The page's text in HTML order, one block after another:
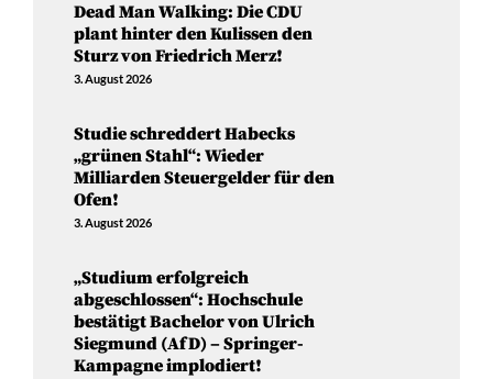
Dead Man Walking: Die CDU
plant hinter den Kulissen den
Sturz von Friedrich Merz!
3. August 2026
Studie schreddert Habecks
„grünen Stahl“: Wieder
Milliarden Steuergelder für den
Ofen!
3. August 2026
„Studium erfolgreich
abgeschlossen“: Hochschule
bestätigt Bachelor von Ulrich
Siegmund (AfD) – Springer-
Kampagne implodiert!